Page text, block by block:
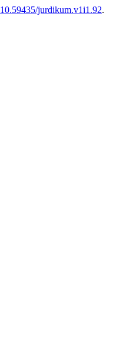
10.59435/jurdikum.v1i1.92.